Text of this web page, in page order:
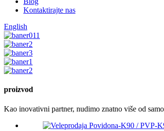
Kontaktirajte nas
English
proizvod
Kao inovativni partner, nudimo znatno više od